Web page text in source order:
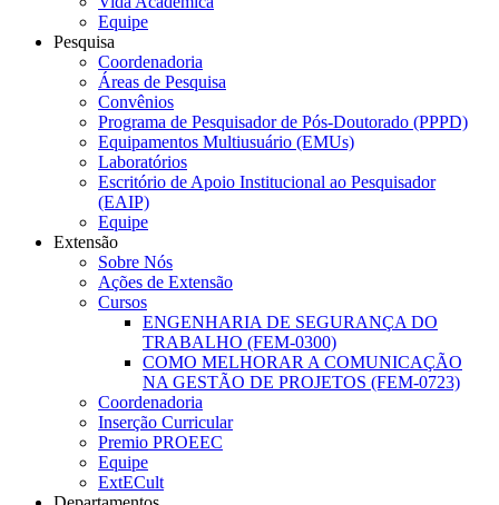
Equipe
Pesquisa
Coordenadoria
Áreas de Pesquisa
Convênios
Programa de Pesquisador de Pós-Doutorado (PPPD)
Equipamentos Multiusuário (EMUs)
Laboratórios
Escritório de Apoio Institucional ao Pesquisador
(EAIP)
Equipe
Extensão
Sobre Nós
Ações de Extensão
Cursos
ENGENHARIA DE SEGURANÇA DO
TRABALHO (FEM-0300)
COMO MELHORAR A COMUNICAÇÃO
NA GESTÃO DE PROJETOS (FEM-0723)
Coordenadoria
Inserção Curricular
Premio PROEEC
Equipe
ExtECult